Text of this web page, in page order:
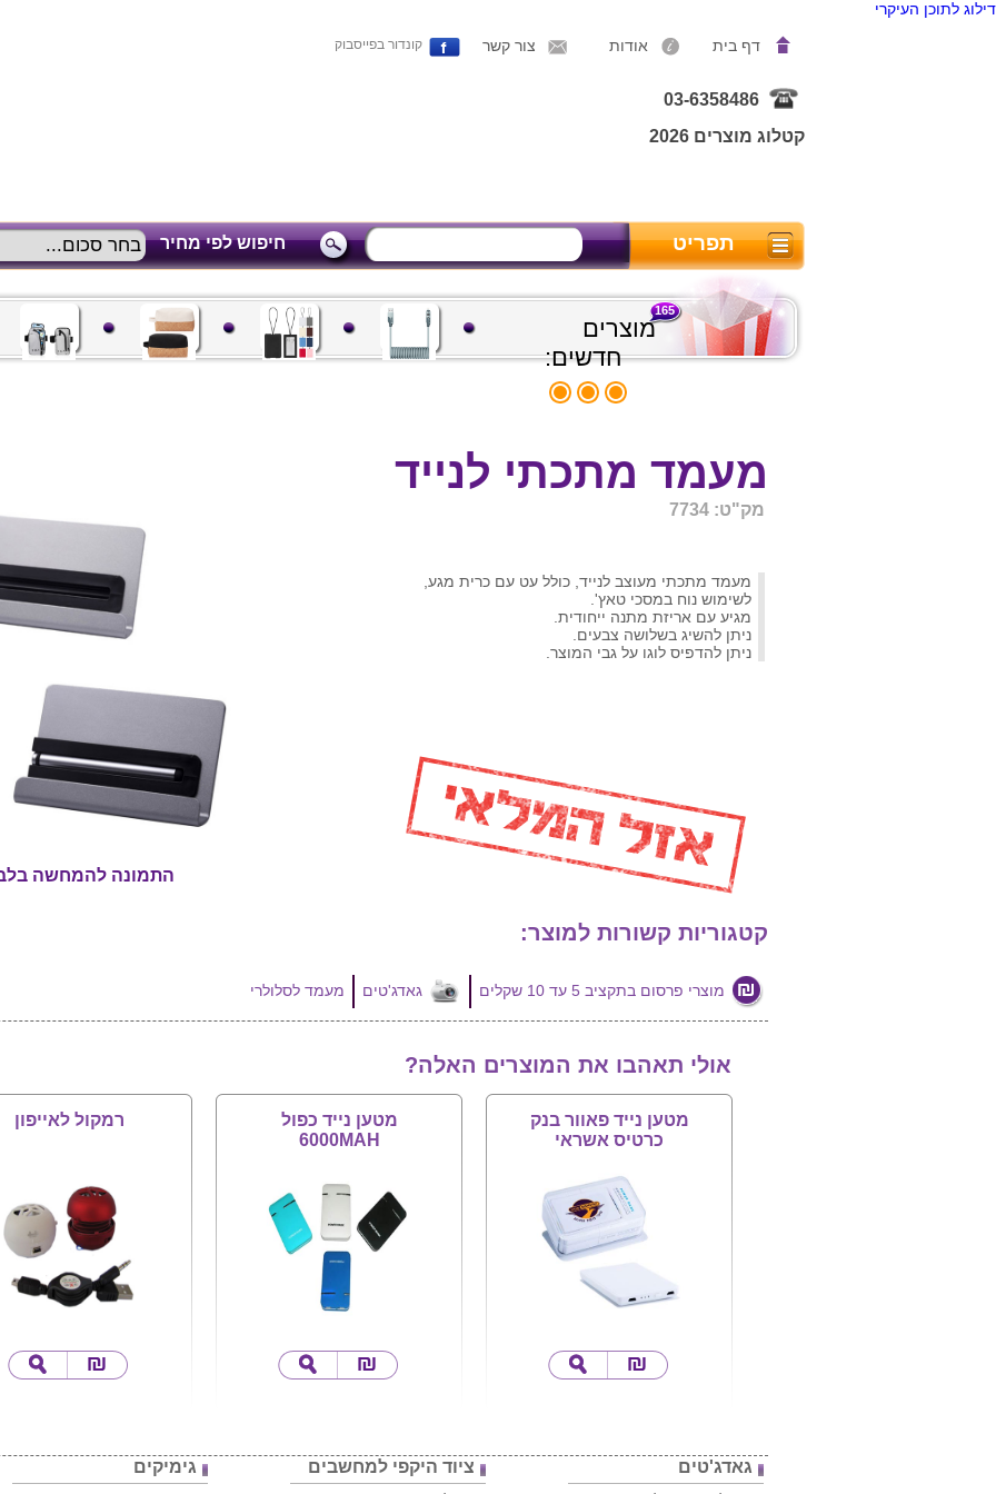
דילוג לתוכן העיקרי
דף בית אודות צור קשר קונדור בפייסבוק
03-6358486
קטלוג מוצרים 2026
תפריט חיפוש לפי מחיר
מוצרים
חדשים:
165
מעמד מתכתי לנייד
מק"ט: 7734
התמונה להמחשה
מעמד מתכתי מעוצב לנייד, כולל עט עם כרית מגע,
לשימוש נוח במסכי טאץ'.
מגיע עם אריזת מתנה ייחודית.
ניתן להשיג בשלושה צבעים.
ניתן להדפיס לוגו על גבי המוצר.
קטגוריות קשורות למוצר:
מוצרי פרסום בתקציב 5 עד 10 שקלים גאדג'טים מעמד לסלולרי
אולי תאהבו את המוצרים האלה?
מטען נייד פאוור בנק
כרטיס אשראי
מטען נייד כפול
6000MAH
רמקול לאייפון
גאדג'טים ציוד היקפי למחשבים גימיקים